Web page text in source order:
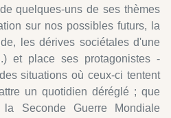
quelques-uns de ses thèmes
sur nos possibles futurs, la
les dérives sociétales d'une
et place ses protagonistes -
situations où ceux-ci tentent
un quotidien déréglé ; que
Seconde Guerre Mondiale